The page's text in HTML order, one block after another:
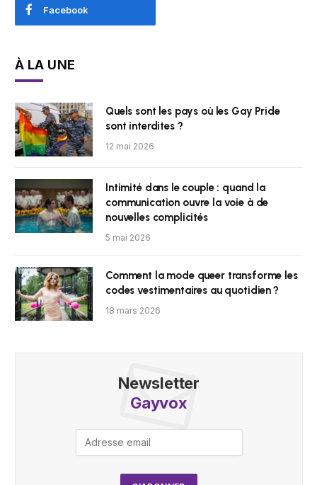
Facebook
À LA UNE
Quels sont les pays où les Gay Pride
sont interdites ?
12 mai 2026
Intimité dans le couple : quand la
communication ouvre la voie à de
nouvelles complicités
5 mai 2026
Comment la mode queer transforme les
codes vestimentaires au quotidien ?
18 mars 2026
Newsletter
Gayvox